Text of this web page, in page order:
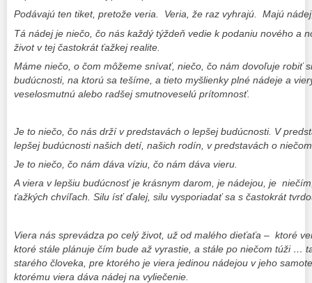
Podávajú ten tiket, pretože veria. Veria, že raz vyhrajú. Majú
Tá nádej je niečo, čo nás každý týždeň vedie k podaniu nového a
život v tej častokrát ťažkej realite.
Máme niečo, o čom môžeme snívať, niečo, čo nám dovoľuje robiť
budúcnosti, na ktorú sa tešíme, a tieto myšlienky plné nádeje a
veselosmutnú alebo radšej smutnoveselú prítomnosť.
Je to niečo, čo nás drží v predstavách o lepšej budúcnosti. V
lepšej budúcnosti našich detí, našich rodín, v predstavách o
Je to niečo, čo nám dáva víziu, čo nám dáva vieru.
A viera v lepšiu budúcnosť je krásnym darom, je nádejou, je
ťažkých chvíľach. Silu ísť ďalej, silu vysporiadať sa s častokrát
Viera nás sprevádza po celý život, už od malého dieťaťa – ktoré
ktoré stále plánuje čím bude až vyrastie, a stále po niečom túži …
starého človeka, pre ktorého je viera jedinou nádejou v jeho
ktorému viera dáva nádej na vyliečenie.